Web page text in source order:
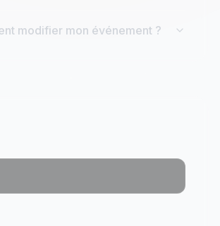
modifier mon événement ?